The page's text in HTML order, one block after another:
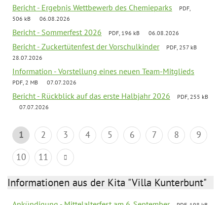
Bericht - Ergebnis Wettbewerb des Chemieparks
PDF,
506 kB
06.08.2026
Bericht - Sommerfest 2026 PDF, 196 kB 06.08.2026
Bericht - Zuckertütenfest der Vorschulkinder
PDF, 257 kB
28.07.2026
Information - Vorstellung eines neuen Team-Mitglieds
PDF, 2 MB 07.07.2026
Bericht - Rückblick auf das erste Halbjahr 2026
PDF, 255 kB
07.07.2026
1 2 3 4 5 6 7 8
9
10
11
Informationen aus der Kita "Villa Kunterbunt"